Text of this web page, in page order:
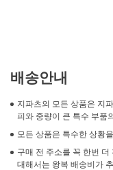
배송안내
지파츠의 모든 상품은 지
피와 중량이 큰 특수 부품
모든 상품은 특수한 상황
구매 전 주소를 꼭 한번 더
대해서는 왕복 배송비가